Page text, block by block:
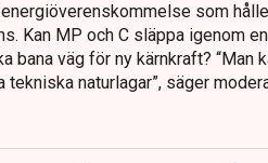
som
Kan MP och C släppa igenom
bana väg för ny kärnkraft? “Man
naturlagar”, säger